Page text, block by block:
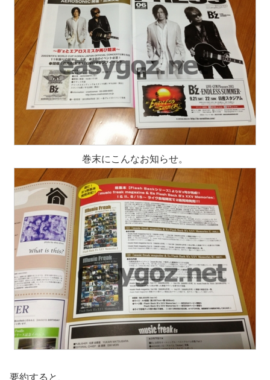
巻末にこんなお知らせ。
要約すると、